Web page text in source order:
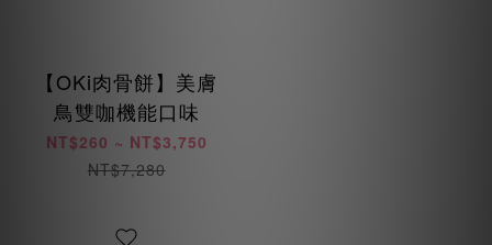
【OKi肉骨餅】美膚
鳥雙咖機能口味
NT$260 ~ NT$3,750
NT$7,280